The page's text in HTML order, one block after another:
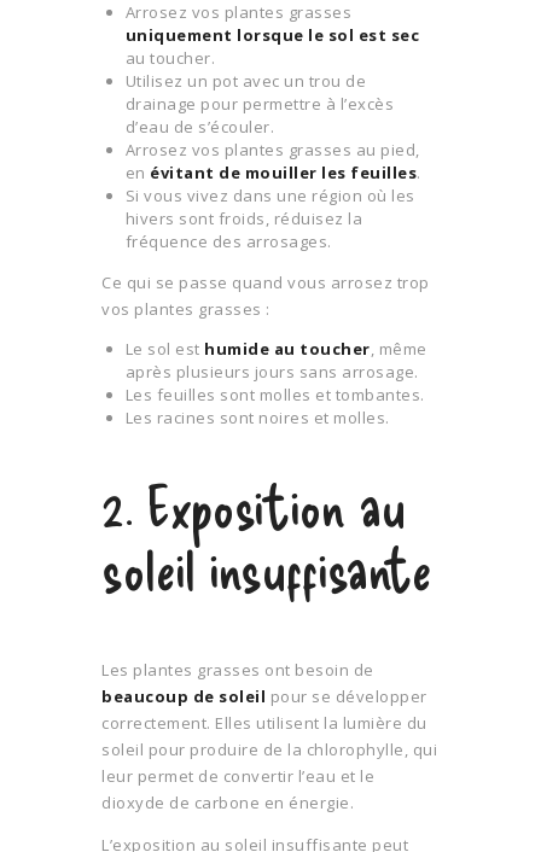
Arrosez vos plantes grasses
uniquement lorsque le sol est sec
au toucher.
Utilisez un pot avec un trou de
drainage pour permettre à l’excès
d’eau de s’écouler.
Arrosez vos plantes grasses au pied,
en évitant de mouiller les feuilles.
Si vous vivez dans une région où les
hivers sont froids, réduisez la
fréquence des arrosages.
Ce qui se passe quand vous arrosez trop
vos plantes grasses :
Le sol est humide au toucher, même
après plusieurs jours sans arrosage.
Les feuilles sont molles et tombantes.
Les racines sont noires et molles.
2. Exposition au
soleil insuffisante
Les plantes grasses ont besoin de
beaucoup de soleil pour se développer
correctement. Elles utilisent la lumière du
soleil pour produire de la chlorophylle, qui
leur permet de convertir l’eau et le
dioxyde de carbone en énergie.
L’exposition au soleil insuffisante peut